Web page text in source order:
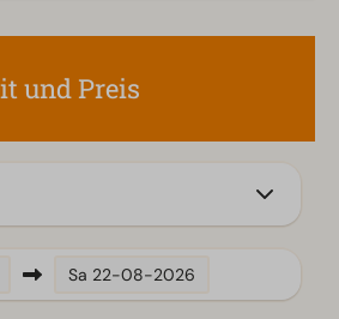
und Preis
Sa 22-08-2026